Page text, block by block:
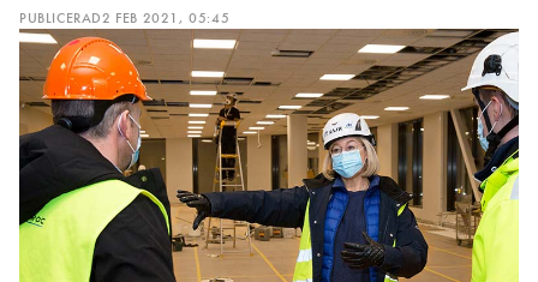
PUBLICERAD2 FEB 2021, 05:45